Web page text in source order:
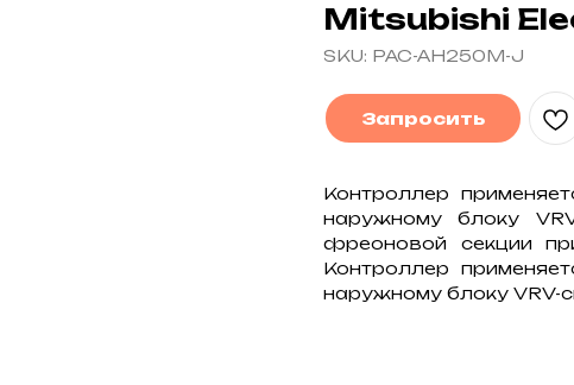
Mitsubishi
SKU: PAC-AH250M-J
Запросить
Контроллер
наружному блоку
фреоновой секции
Контроллер
наружному блоку VRV-